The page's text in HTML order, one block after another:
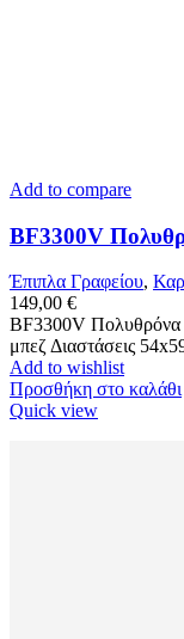
Add to compare
BF3300V
Έπιπλα Γραφείου,
149,00 €
BF3300V Πολυθρόνα
μπεζ Διαστάσεις
Add to wishlist
Προσθήκη στο καλάθι
Quick view